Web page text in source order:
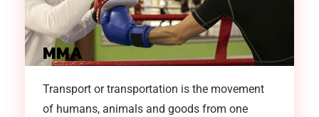
MMA
Transport or transportation is the movement
of humans, animals and goods from one